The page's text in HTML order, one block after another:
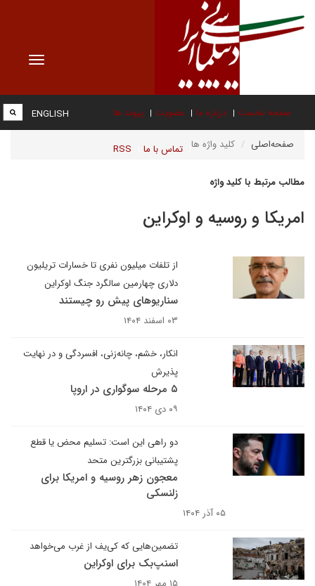
Toggle
صفحه نخست درباره ما عضویت پیوند ها
تماس با ما RSS
ENGLISH
صفحه‌اصلی کلید واژه ها
مطالب مرتبط با کلید واژه
امریکا و روسیه و اوکراین
از تلفات میلیون نفری تا خسارات تریلیون
دلاری چهارمین سالگرد جنگ اوکراین
سناریوهای پیش رو چیستند
۰۳ اسفند ۱۴۰۴
انکار، خشم، چانه‌زنی، افسردگی و در نهایت
پذیرش
۵ مرحله سوگواری در اروپا
۰۹ دی ۱۴۰۴
دو راهی این است: تسلیم محض یا قطع
پشتیبانی بزرگترین متحد
معجون زهر روسیه و امریکا برای
زلنسکی
۰۵ آذر ۱۴۰۴
تضمین‌هایی که کی‌یف از غرب می‌خواهد
اسنپ‌بک برای اوکراین